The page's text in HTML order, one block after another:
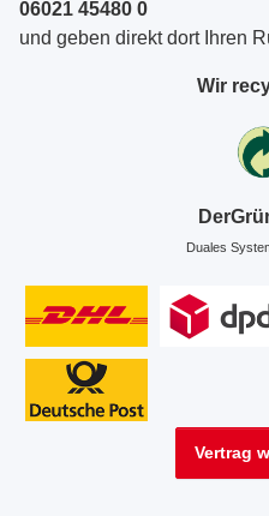
06021 45480 0
und geben direkt dort Ihren
Wir
Duales
Vertrag